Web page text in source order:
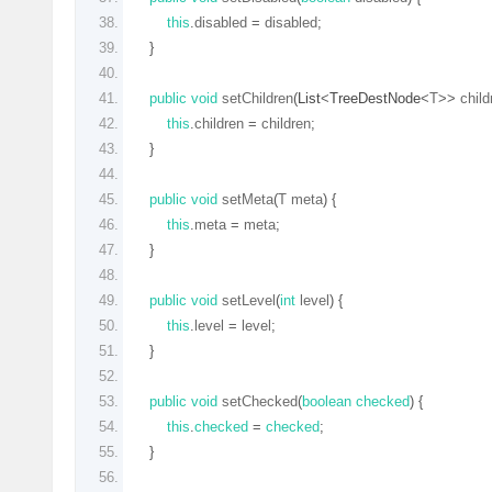
this disabled = disabled;
}
public void setChildren( List<TreeDestNode<T>>
this children = children;
}
public void setMeta(T meta) {
this meta = meta;
}
public void setLevel (int level ) {
this level = level ;
}
public void setChecked(boolean checked) {
this checked = checked;
}